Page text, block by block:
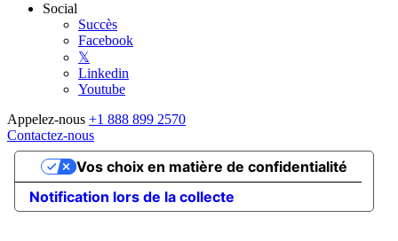
Social
Succès
Facebook
𝕏
Linkedin
Youtube
Appelez-nous +1 888 899 2570
Contactez-nous
Notification lors de la collecte
Vos choix en matière de confidentialité